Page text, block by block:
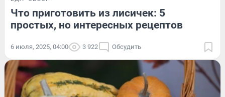
Что приготовить из лисичек: 5
простых, но интересных рецептов
6 июля, 2025, 04:00 3 922 Обсудить